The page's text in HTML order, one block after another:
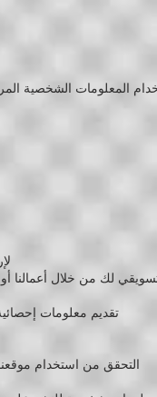
المعلومات الشخصية
لك من خلال أعمالنا أو
تقديم معلومات
التحقق من استخدام